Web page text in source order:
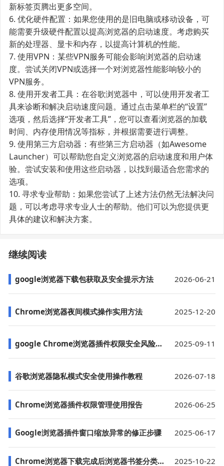
新标签页腾出更多空间。
6. 优化硬件配置：如果您使用的是旧电脑或移动设备，可
能需要升级硬件配置以提高浏览器的启动速度。考虑购买
新的处理器、显卡和内存，以提高计算机的性能。
7. 使用VPN：某些VPN服务可能会影响浏览器的启动速
度。尝试关闭VPN或选择一个对浏览器性能影响较小的
VPN服务。
8. 使用开发者工具：在谷歌浏览器中，可以使用开发者工
具来诊断和解决启动速度问题。通过点击菜单栏的“设置”
选项，然后选择“开发者工具”，您可以查看浏览器的加载
时间、内存使用情况等指标，并根据需要进行调整。
9. 使用第三方启动器：有些第三方启动器（如Awesome
Launcher）可以帮助您自定义浏览器的启动速度和用户体
验。尝试安装和使用这些启动器，以找到最适合您需求的
选项。
10. 寻求专业帮助：如果您尝试了上述方法仍然无法解决问
题，可以考虑寻求专业人士的帮助。他们可以为您提供更
具体的建议和解决方案。
继续阅读
google浏览器下载包获取及安全提示方法 2026-06-21
Chrome浏览器夜间模式操作实用方法 2025-12-20
google Chrome浏览器插件权限安全风险解析 2025-09-11
谷歌浏览器隐私模式安全使用操作教程 2026-07-18
Chrome浏览器插件权限管理使用报告 2026-06-25
Google浏览器插件窗口缩放异常的修正步骤 2025-06-17
Chrome浏览器下载完成后浏览器书签分类与管理深度教程 2025-10-22